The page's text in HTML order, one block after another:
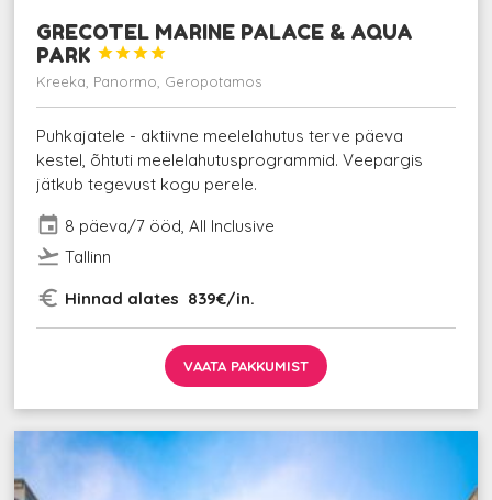
GRECOTEL MARINE PALACE & AQUA
PARK




Kreeka, Panormo, Geropotamos
Puhkajatele - aktiivne meelelahutus terve päeva
kestel, õhtuti meelelahutusprogrammid. Veepargis
jätkub tegevust kogu perele.
event 8 päeva/7 ööd, All Inclusive
flight_takeoff Tallinn
euro_symbol Hinnad alates 839€/in.
VAATA PAKKUMIST